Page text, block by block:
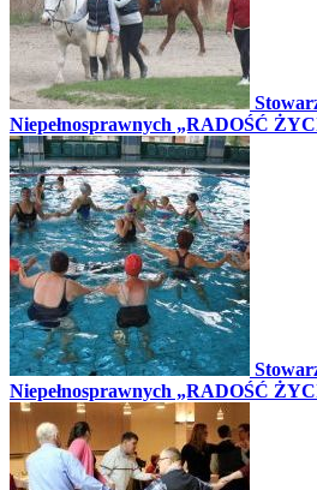
Niepełnosprawnych „RADOŚĆ
Niepełnosprawnych „RADOŚĆ